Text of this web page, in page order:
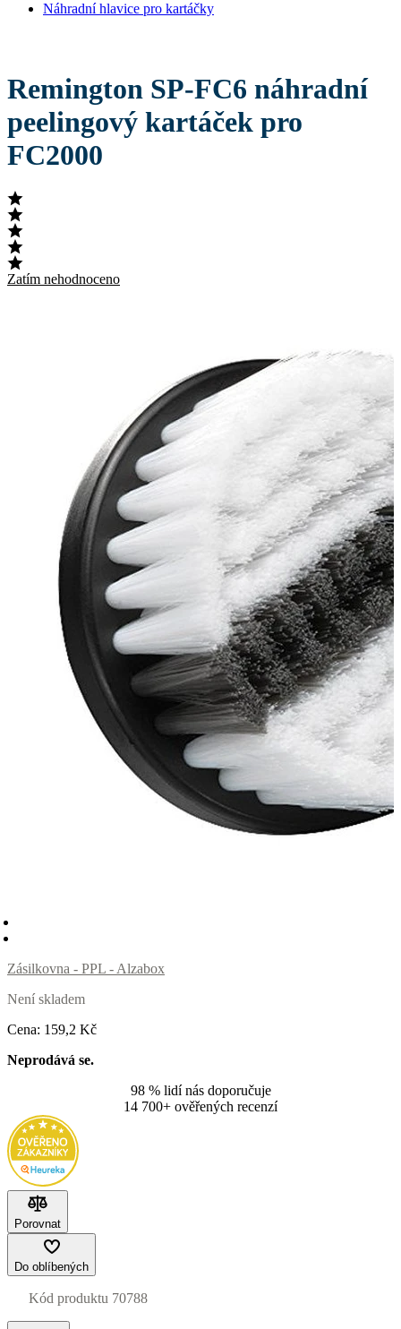
Náhradní hlavice pro kartáčky
Remington SP-FC6 náhradní
peelingový kartáček pro
FC2000
Zatím nehodnoceno
Zásilkovna - PPL - Alzabox
Není skladem
Cena: 159,2 Kč
Neprodává se.
98 % lidí nás doporučuje
14 700+ ověřených recenzí
Porovnat
Do oblíbených
Kód produktu 70788